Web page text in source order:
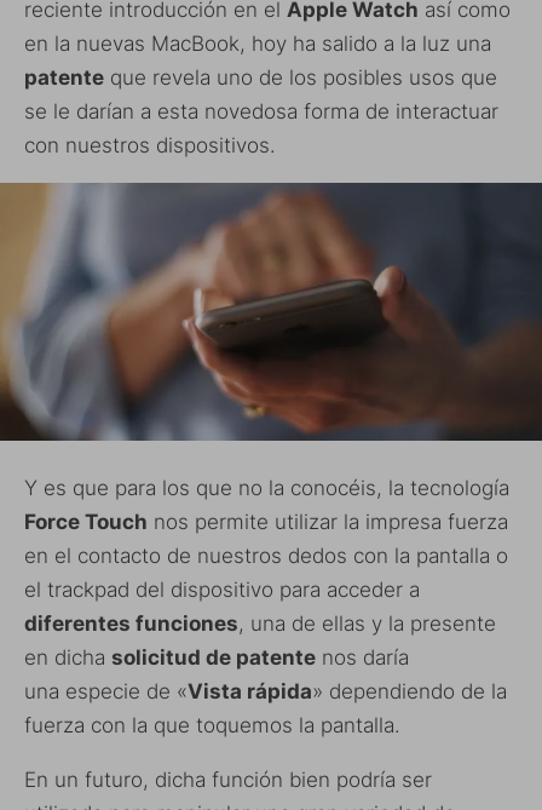
reciente introducción en el Apple Watch así como
en la nuevas MacBook, hoy ha salido a la luz una
patente que revela uno de los posibles usos que
se le darían a esta novedosa forma de interactuar
con nuestros dispositivos.
Y es que para los que no la conocéis, la tecnología
Force Touch nos permite utilizar la impresa fuerza
en el contacto de nuestros dedos con la pantalla o
el trackpad del dispositivo para acceder a
diferentes funciones, una de ellas y la presente
en dicha solicitud de patente nos daría
una especie de «Vista rápida» dependiendo de la
fuerza con la que toquemos la pantalla.
En un futuro, dicha función bien podría ser